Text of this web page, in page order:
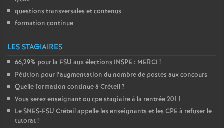
questions transversales et contenus
formation continue
LES STAGIAIRES
66,29% pour la FSU aux élections INSPE : MERCI !
Pétition pour l’augmentation du nombre de postes aux concours
Quelle formation continue à Créteil?
Vous serez enseignant ou cpe stagiaire à la rentrée 2011
LeSNES-FSU Créteil appelle les enseignants et les CPE à refuser le
tutorat!